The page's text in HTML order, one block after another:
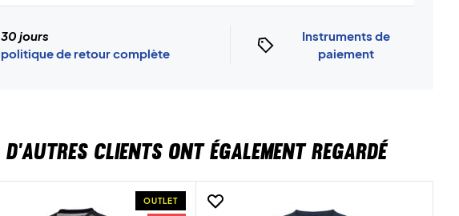
30 jours
politique de retour complète
Instruments de
paiement
D'AUTRES CLIENTS ONT ÉGALEMENT REGARDÉ
OUTLET